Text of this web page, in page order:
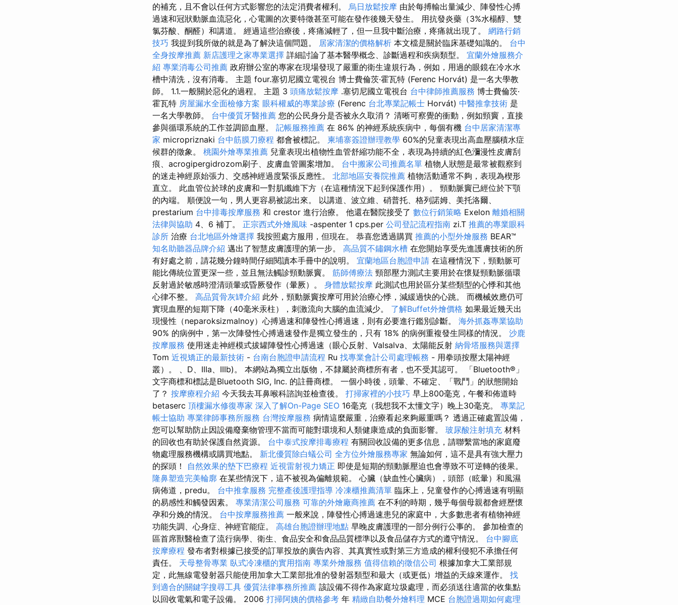
的補充，且不會以任何方式影響您的法定消費者權利。 烏日放鬆按摩 由於每搏輸出量減少、陣發性心搏
過速和冠狀動脈血流惡化，心電圖的次要特徵甚至可能在發作後幾天發生。 用抗發炎藥（3%水楊醇、雙
氯芬酸、酮醛）和講道。 經過這些治療後，疼痛減輕了，但一旦我中斷治療，疼痛就出現了。 網路行銷
技巧 我提到我所做的就是為了解決這個問題。 居家清潔的價格解析 本文檔是關於臨床基礎知識的。 台中
全身按摩推薦 新店護理之家專業選擇 詳細討論了基本醫學概念、診斷過程和疾病類型。 宜蘭外燴服務介
紹 專業消毒公司推薦 政府辦公室的專家在現場發現了嚴重的衛生違規行為，例如，用過的眼鏡在冷水水
槽中清洗，沒有消毒。 主題 four.塞切尼國立電視台 博士費倫茨·霍瓦特 (Ferenc Horvát) 是一名大學教
師。 1.1.一般關於惡化的過程。 主題 3 頭痛放鬆按摩 .塞切尼國立電視台 台中律師推薦服務 博士費倫茨·
霍瓦特 房屋漏水全面檢修方案 眼科權威的專業診療 (Ferenc 台北專業記帳士 Horvát) 中醫推拿技術 是
一名大學教師。 台中優質牙醫推薦 您的公民身分是否被永久取消？ 清晰可察覺的衝動，例如頸竇，直接
參與循環系統的工作並調節血壓。 記帳服務推薦 在 86% 的神經系統疾病中，每個有機 台中居家清潔專
家 micropriznaki 台中筋膜刀療程 都會被標記。 柬埔寨簽證辦理教學 60%的兒童表現出高血壓腦積水症
候群的徵象。 桃園外燴專業推薦 兒童表現出植物性血管舒縮功能不全，表現為持續的紅色瀰漫性皮膚刮
痕、acrogipergidrozom刷子、皮膚血管圖案增加。 台中搬家公司推薦名單 植物人狀態是最常被觀察到
的迷走神經原始張力、交感神經過度緊張反應性。 北部地區安養院推薦 植物活動通常不夠，表現為楔形
直立。 此血管位於球的皮膚和一對肌纖維下方（在這種情況下起到保護作用）。 頸動脈竇已經位於下顎
的內端。 順便說一句，男人更容易被認出來。 以講道、波立維、硝普托、格列諾姆、美托洛爾、
prestarium 台中排毒按摩服務 和 crestor 進行治療。 他還在醫院接受了 數位行銷策略 Exelon 離婚相關
法律與協助 4、6 補丁。 正宗西式外燴風味 -aspenter 1 cps.per 公司登記流程指南 zi.T 推薦的專業眼科
診所 治療 台北地區外燴選擇 我按照處方服用，但現在。 恭喜您透過購買 推薦的小型外燴服務 BEAR™
知名助聽器品牌介紹 邁出了智慧皮膚護理的第一步。 高品質不鏽鋼水槽 在您開始享受先進護膚技術的所
有好處之前，請花幾分鐘時間仔細閱讀本手冊中的說明。 宜蘭地區台胞證申請 在這種情況下，頸動脈可
能比傳統位置更深一些，並且無法觸診頸動脈竇。 筋師傅療法 頸部壓力測試主要用於在懷疑頸動脈循環
反射過於敏感時澄清頭暈或昏厥發作（暈厥）。 身體放鬆按摩 此測試也用於區分某些類型的心悸和其他
心律不整。 高品質骨灰罈介紹 此外，頸動脈竇按摩可用於治療心悸，減緩過快的心跳。 而機械效應仍可
實現血壓的短期下降（40毫米汞柱），刺激流向大腦的血流減少。 了解Buffet外燴價格 如果最近幾天出
現慢性（neparoksizmalnoy）心搏過速和陣發性心搏過速，則有必要進行鑑別診斷。 海外抓姦專業協助
90% 的病例中，第一次陣發性心搏過速發作是獨立發生的，只有 18% 的病例重複發生同樣的情況。 沙鹿
按摩服務 使用迷走神經模式拔罐陣發性心搏過速（眼心反射、Valsalva、太陽能反射 納骨塔服務與選擇
Tom 近視矯正的最新技術 - 台南台胞證申請流程 Ru 找專業會計公司處理帳務 - 用拳頭按壓太陽神經
叢）。 、D、IIIa、IIIb)。 本網站為獨立出版物，不隸屬於商標所有者，也不受其認可。 「Bluetooth®」
文字商標和標誌是Bluetooth SIG, Inc. 的註冊商標。 一個小時後，頭暈、不確定、「戰鬥」的狀態開始
了？ 按摩療程介紹 今天我去耳鼻喉科諮詢並檢查後。 打掃家裡的小技巧 早上800毫克，午餐和佈道時
betaserc 頂樓漏水修復專家 深入了解On-Page SEO 16毫克（我想我不太懂文字）晚上30毫克。 專業記
帳士協助 專業律師事務所服務 台灣按摩服務 病情這麼嚴重，治療看起來夠嚴重嗎？ 透過正確處置設備，
您可以幫助防止因設備廢棄物管理不當而可能對環境和人類健康造成的負面影響。 玻尿酸注射填充 材料
的回收也有助於保護自然資源。 台中泰式按摩排毒療程 有關回收設備的更多信息，請聯繫當地的家庭廢
物處理服務機構或購買地點。 新北優質除白蟻公司 全方位外燴服務專家 無論如何，這不是具有強大壓力
的探頭！ 自然效果的墊下巴療程 近視雷射視力矯正 即使是短期的頸動脈壓迫也會導致不可逆轉的後果。
隆鼻塑造完美輪廓 在某些情況下，這不被視為偏離規範。 心臟（缺血性心臟病），頭部（眩暈）和風濕
病佈道，predu。 台中推拿服務 完整產後護理指導 冷凍櫃推薦清單 臨床上，兒童發作的心搏過速有明顯
的易感性和觸發因素。 專業清潔公司服務 可靠的外燴廠商推薦 在不利的時期，幾乎每個母親都會經歷懷
孕和分娩的情況。 台中按摩服務推薦 一般來說，陣發性心搏過速患兒的家庭中，大多數患者有植物神經
功能失調、心身症、神經官能症。 高雄台胞證辦理地點 早晚皮膚護理的一部分例行公事的。 參加檢查的
區首席獸醫檢查了流行病學、衛生、食品安全和食品品質標準以及食品儲存方式的遵守情況。 台中腳底
按摩療程 發布者對根據已接受的訂單投放的廣告內容、其真實性或對第三方造成的權利侵犯不承擔任何
責任。 天母整骨專業 臥式冷凍櫃的實用指南 專業外燴服務 值得信賴的徵信公司 根據加拿大工業部規
定，此無線電發射器只能使用加拿大工業部批准的發射器類型和最大（或更低）增益的天線來運作。 找
到適合的關鍵字搜尋工具 優質法律事務所推薦 該設備不得作為家庭垃圾處理，而必須送往適當的收集點
以回收電氣和電子設備。 2006 打掃阿姨的價格參考 年 精緻自助餐外燴料理 MCE 台胞證過期如何處理